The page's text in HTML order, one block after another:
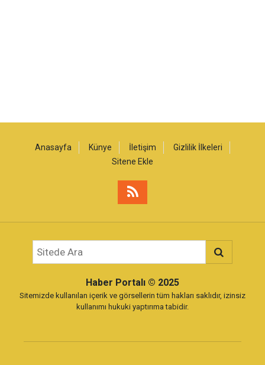
Anasayfa Künye İletişim
Gizlilik İlkeleri
Sitene Ekle
Haber Portalı © 2025
Sitemizde kullanılan içerik ve görsellerin tüm hakları saklıdır, izinsiz
kullanımı hukuki yaptırıma tabidir.